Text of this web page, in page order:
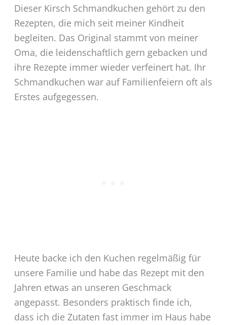
Dieser Kirsch Schmandkuchen gehört zu den
Rezepten, die mich seit meiner Kindheit
begleiten. Das Original stammt von meiner
Oma, die leidenschaftlich gern gebacken und
ihre Rezepte immer wieder verfeinert hat. Ihr
Schmandkuchen war auf Familienfeiern oft als
Erstes aufgegessen.
Heute backe ich den Kuchen regelmäßig für
unsere Familie und habe das Rezept mit den
Jahren etwas an unseren Geschmack
angepasst. Besonders praktisch finde ich,
dass ich die Zutaten fast immer im Haus habe